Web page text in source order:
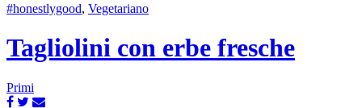
#honestlygood, Vegetariano
Tagliolini con erbe fresche
Primi